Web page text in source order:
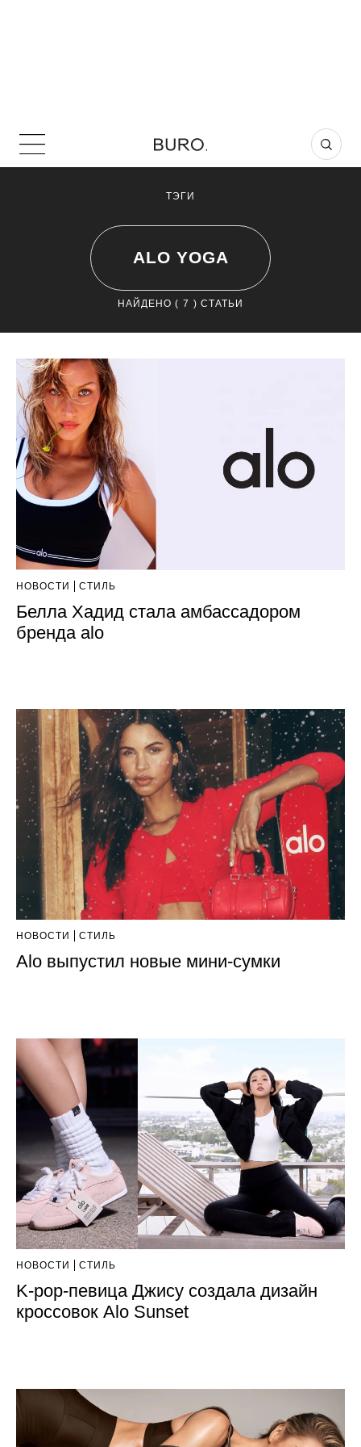
ТЭГИ
ALO YOGA
НАЙДЕНО ( 7 ) СТАТЬИ
НОВОСТИ СТИЛЬ
Белла Хадид стала амбассадором
бренда alo
НОВОСТИ СТИЛЬ
Alo выпустил новые мини-сумки
НОВОСТИ СТИЛЬ
K-pop-певица Джису создала дизайн
кроссовок Alo Sunset